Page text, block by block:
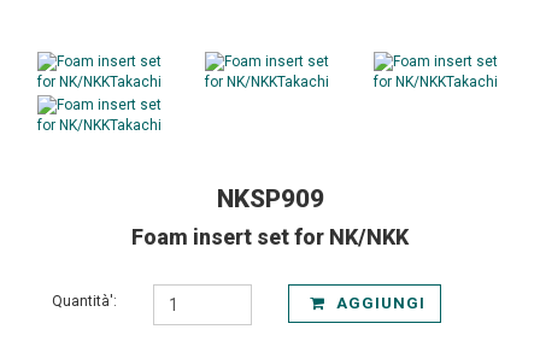
NKSP909
Foam insert set for NK/NKK
Quantità': AGGIUNGI